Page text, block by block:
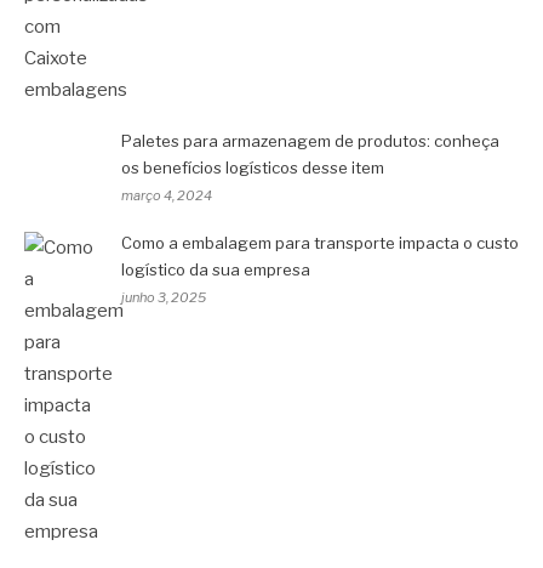
Paletes para armazenagem de produtos: conheça
os benefícios logísticos desse item
março 4, 2024
Como a embalagem para transporte impacta o custo
logístico da sua empresa
junho 3, 2025